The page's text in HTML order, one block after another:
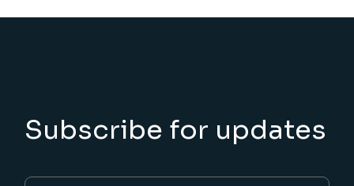
Subscribe for updates